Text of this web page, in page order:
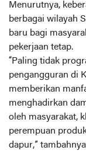
‎Menurutnya,
berbagai wilayah
baru bagi
pekerjaan tetap.
‎“Paling tidak
pengangguran di
memberikan
menghadirkan
oleh masyarakat,
perempuan
dapur,”